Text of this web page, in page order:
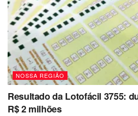
NOSSA REGIÃO
Resultado da Lotofácil 3755:
R$ 2 milhões